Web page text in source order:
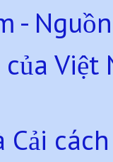
-
Việt
Cải